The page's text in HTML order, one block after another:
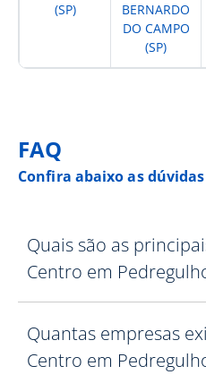
(SP)
BERNARDO
DO CAMPO
(SP)
FAQ
Confira abaixo as
Quais são as
Centro em
Quantas empresas
Centro em